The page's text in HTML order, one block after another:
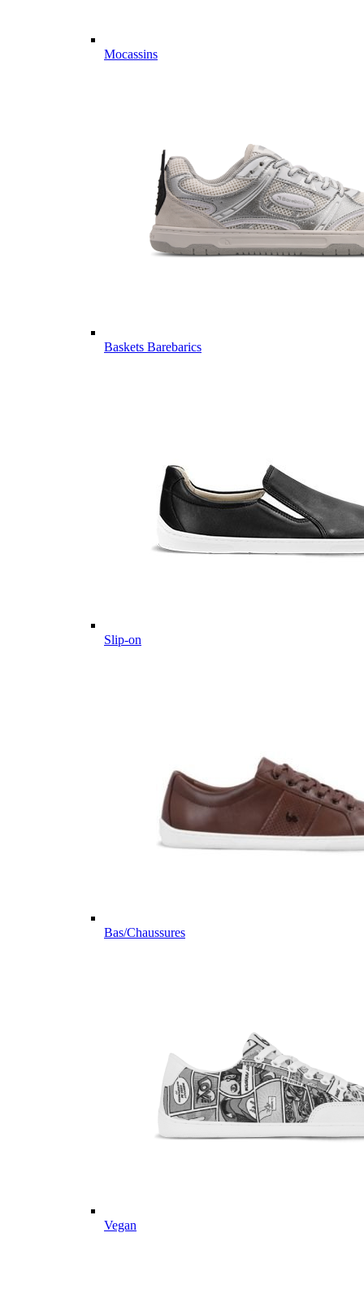
Mocassins
Baskets Barebarics
Slip-on
Bas/Chaussures
Vegan